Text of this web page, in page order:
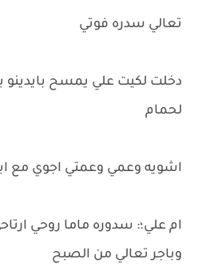
تعالي سدره فوتي
دخلت لكيت علي يمسح بايدينو
لحمام
اشويه وعمي وعمتي اجوي مع
ام علي؛: سدوره ماما روحي
وباجر تعالي من الصبح